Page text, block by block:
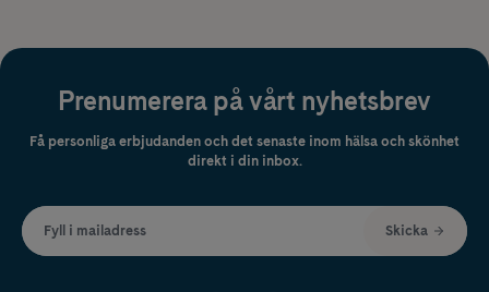
Prenumerera på vårt nyhetsbrev
Få personliga erbjudanden och det senaste inom hälsa och skönhet
direkt i din inbox.
Fyll i mailadress Skicka